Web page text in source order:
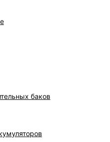
баков